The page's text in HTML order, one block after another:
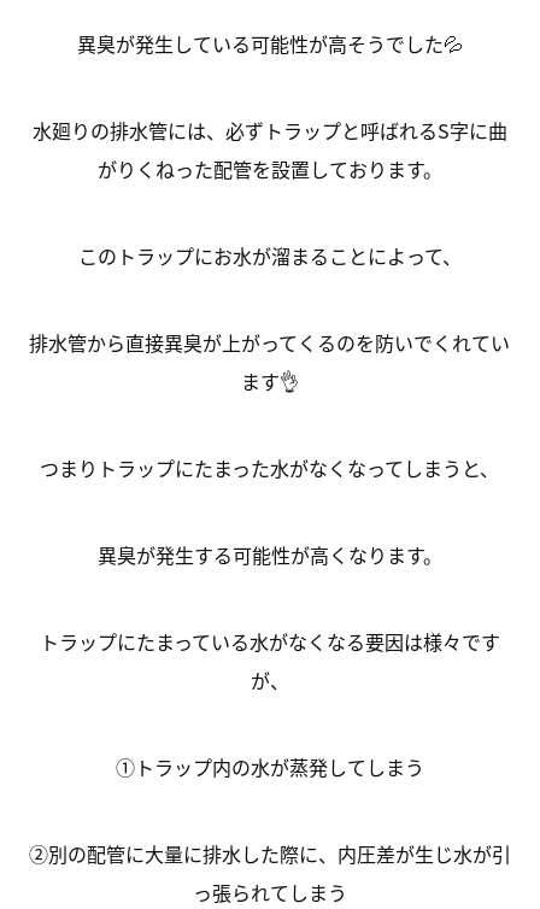
異臭が発生している可能性が高そうでした💦
水廻りの排水管には、必ずトラップと呼ばれるS字に曲
がりくねった配管を設置しております。
このトラップにお水が溜まることによって、
排水管から直接異臭が上がってくるのを防いでくれてい
ます👌
つまりトラップにたまった水がなくなってしまうと、
異臭が発生する可能性が高くなります。
トラップにたまっている水がなくなる要因は様々です
が、
①トラップ内の水が蒸発してしまう
②別の配管に大量に排水した際に、内圧差が生じ水が引
っ張られてしまう